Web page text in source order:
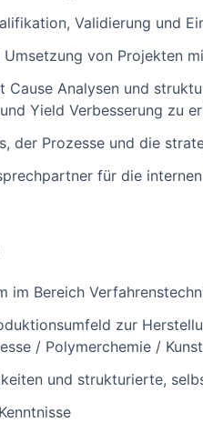
Validierung und
Umsetzung von Projekten
Cause Analysen und
Yield Verbesserung zu
der Prozesse und die
für die
im Bereich
zur
/ Polymerchemie /
und strukturierte,